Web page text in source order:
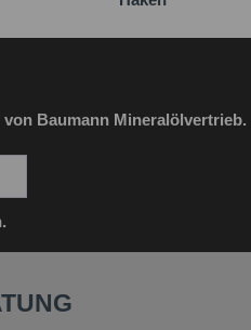
Baumann Mineralölvertrieb.